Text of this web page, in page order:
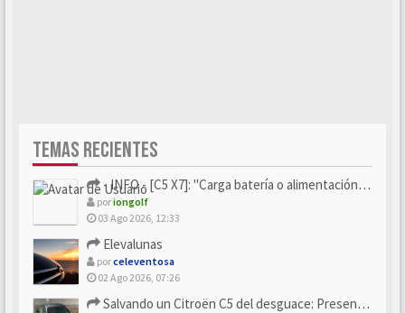
TEMAS RECIENTES
- INFO - [C5 X7]: "Carga batería o alimentación eléctri...
poriongolf
03 Ago 2026, 12:33
Elevalunas
porceleventosa
02 Ago 2026, 07:26
Salvando un Citroën C5 del desguace: Presentación y seguimiento